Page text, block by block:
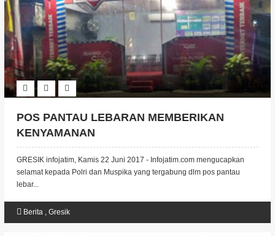
POS PANTAU LEBARAN MEMBERIKAN
KENYAMANAN
GRESIK infojatim, Kamis 22 Juni 2017 - Infojatim.com mengucapkan
selamat kepada Polri dan Muspika yang tergabung dlm pos pantau
lebar...
Berita, Gresik